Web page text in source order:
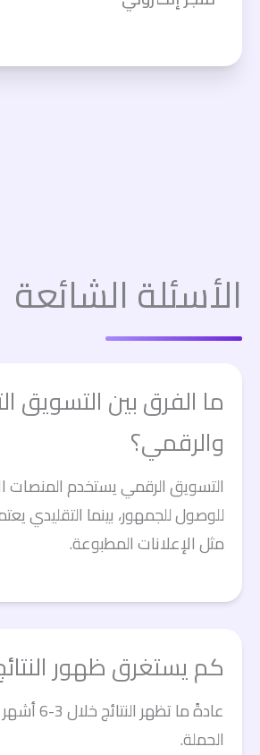
الأسئلة الشائعة
ما الفرق بين التسويق
والرقمي؟
التسويق الرقمي يستخدم المنصات
للوصول للجمهور، بينما التقليدي
مثل الإعلانات المطبوعة.
كم يستغرق ظهور
عادةً ما تظهر
الحملة.